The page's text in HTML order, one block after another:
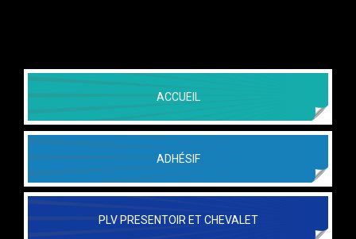
ACCUEIL
ADHÉSIF
PLV PRESENTOIR ET CHEVALET